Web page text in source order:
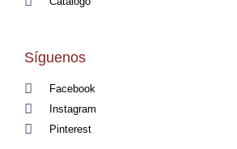
Síguenos
Facebook
Instagram
Pinterest